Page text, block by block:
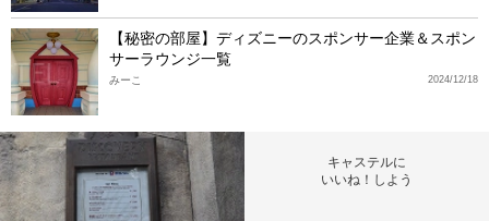
【秘密の部屋】ディズニーのスポンサー企業＆スポン
サーラウンジ一覧
2024/12/18
みーこ
キャステルに
いいね！しよう